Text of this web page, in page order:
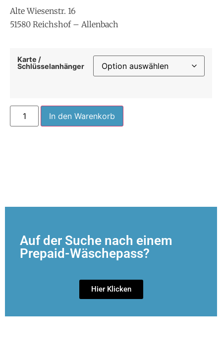
Alte Wiesenstr. 16
51580 Reichshof – Allenbach
Karte /
Schlüsselanhänger
In den Warenkorb
Auf der Suche nach einem
Prepaid-Wäschepass?
Hier Klicken